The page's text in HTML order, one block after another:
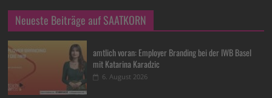
Neueste Beiträge auf SAATKORN
amtlich voran: Employer Branding bei der IWB Basel
mit Katarina Karadzic
6. August 2026